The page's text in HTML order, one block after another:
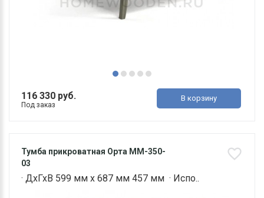
116 330 руб.
Под заказ
В корзину
Тумба прикроватная Орта ММ-350-
03
· ДхГхВ 599 мм х 687 мм 457 мм · Испо..